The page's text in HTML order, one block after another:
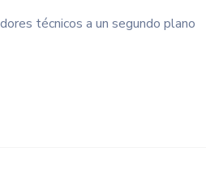
técnicos a un segundo plano